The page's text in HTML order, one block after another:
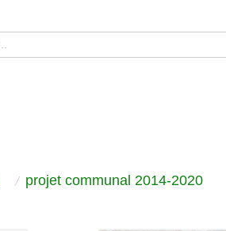
projet communal 2014-2020